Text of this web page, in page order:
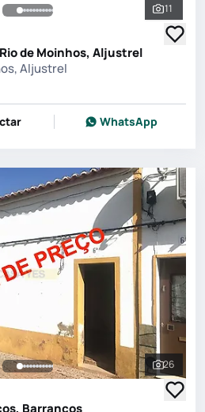
Ver
11
de Moinhos, Aljustrel
Aljustrel
WhatsApp
Ver
26
Barrancos